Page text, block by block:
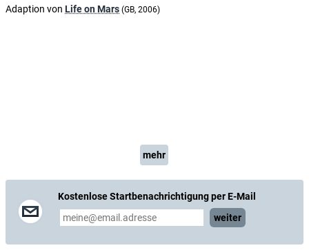
Adaption von Life on Mars (GB, 2006)
mehr
Kostenlose Startbenachrichtigung per E-Mail
weiter